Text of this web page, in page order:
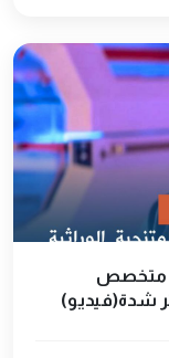
متخصص
شدة(فيديو)